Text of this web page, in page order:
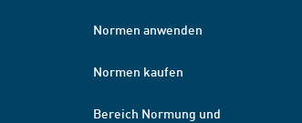
Normen anwenden
Normen kaufen
Bereich Normung und